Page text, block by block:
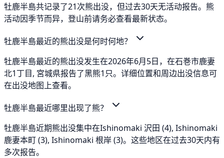
牡鹿半島共记录了21次熊出没，但过去30天无活动报告。熊
活动因季节而异，登山前请务必查看最新状态。
牡鹿半島最近的熊出没是何时何地？
牡鹿半島最近的熊出没发生在2026年6月5日，在石巻市鹿妻
北1丁目, 宮城県报告了黑熊1只。详细位置和周边出没信息可
在出没地图上查看。
牡鹿半島最近哪里出现了熊？
牡鹿半島近期熊出没集中在Ishinomaki 沢田 (4), Ishinomaki
鹿妻本町 (3), Ishinomaki 根岸 (3)。这些地区在过去30天内有
多次报告。